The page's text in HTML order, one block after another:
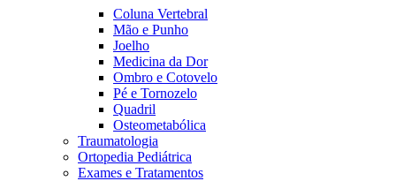
Coluna Vertebral
Mão e Punho
Joelho
Medicina da Dor
Ombro e Cotovelo
Pé e Tornozelo
Quadril
Osteometabólica
Traumatologia
Ortopedia Pediátrica
Exames e Tratamentos